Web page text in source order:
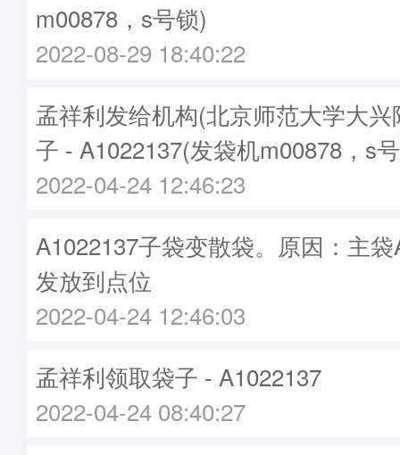
m00878，s号锁)
2022-08-29 18:40:22
孟祥利发给机构(北京师范大学大
子 - A1022137(发袋机m00878，s
2022-04-24 12:46:23
A1022137子袋变散袋。原因：主
发放到点位
2022-04-24 12:46:03
孟祥利领取袋子 - A1022137
2022-04-24 08:40:27